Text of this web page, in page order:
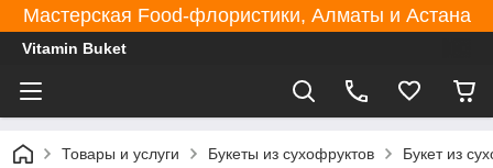
Мастерская Food-флористики, Алматы и Астана
Vitamin Buket
Товары и услуги Букеты из сухофруктов Букет из